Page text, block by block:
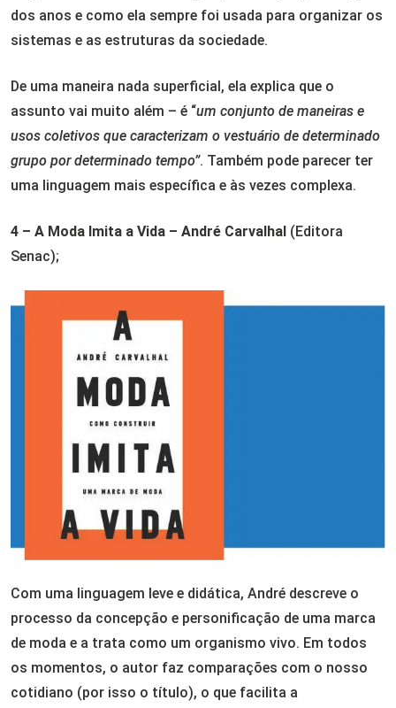
dos anos e como ela sempre foi usada para organizar os
sistemas e as estruturas da sociedade.
De uma maneira nada superficial, ela explica que o
assunto vai muito além – é “um conjunto de maneiras e
usos coletivos que caracterizam o vestuário de determinado
grupo por determinado tempo”. Também pode parecer ter
uma linguagem mais específica e às vezes complexa.
4 – A Moda Imita a Vida – André Carvalhal (Editora
Senac);
Com uma linguagem leve e didática, André descreve o
processo da concepção e personificação de uma marca
de moda e a trata como um organismo vivo. Em todos
os momentos, o autor faz comparações com o nosso
cotidiano (por isso o título), o que facilita a